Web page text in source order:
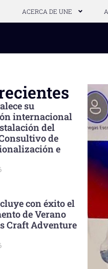
ACERCA DE UNE
su
internacional
del
de
e
con éxito el
de Verano
Craft Adventure